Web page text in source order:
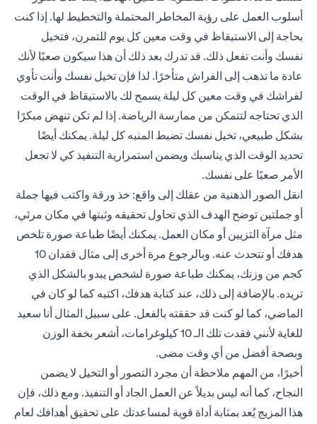
أسلوب العمل على رؤية المخاطر المحتملة والتخطيط لها. إذا كنت
بحاجة إلى الاستيقاظ في وقت معين كل يوم للتمرن، فتخيل
نفسك وأنت تفعل ذلك. قد تدرك بعد ذلك أن هذا سيكون صعبًا لأنك
عادة ما تذهب إلى الفراش متأخرًا. لذا فإن تخيل نفسك وأنت تأوي
لفراشك في وقت معين كل ليلة يسمح لك بالاستيقاظ في الوقت
الذي تحتاجه لتتمكن من ممارسة الرياضة. إذا لم تكن تنهض مبكرًا
بشكل طبيعي، تخيل نفسك تضبط المنبه كل ليلة. يمكنك أيضًا
تحديد الوقت الذي يناسبك ويضمن استمرارية التنفيذ كي لا تجعل
الأمر صعبًا على نفسك.
انقل الصور الذهنية من عقلك إلى واقع: خذ ورقة واكتب فيها جملة
أو جملتين توضح الهدف الذي تحاول تحقيقه وثبتها في مكان مرئي،
مثل مرآة التزيين أو مكان العمل. يمكنك أيضًا طباعة صورة تلخص
هدفك أو تتحدث عنه. وبالرجوع مرة أخرى إلى مثال فقدان 10
كجم من وزنك، يمكنك طباعة صورة لشخص يبدو بالشكل الذي
تريده. بالإضافة إلى ذلك، عند كتابة هدفك، اكتبه كما لو كان في
الماضي، كما لو كنت قد حققته بالفعل. على سبيل المثال أنا سعيد
للغاية لأنني فقدت تلك الـ 10 كيلوغرامات، أشعر بخفة الوزن
وبصحة أفضل من أي وقت مضى.
أخيرًا، من المهم ملاحظة أن مجرد التصور أو التخيل لا يضمن
النجاح، كما أنه ليس بديلاً عن العمل الجاد أو التنفيذ. ومع ذلك، فإن
هذا المزيج يُعد بمثابة أداة قوية لمساعدتك على تحقيق أهدافك لعام